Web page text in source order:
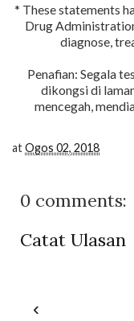
* These statements
Drug
diagnose,
Penafian: Segala
dikongsi di
mencegah,
atOgos 02, 2018
0 comments:
Catat Ulasan
‹